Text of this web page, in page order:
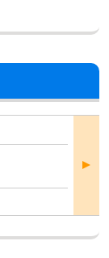
部屋
詳細